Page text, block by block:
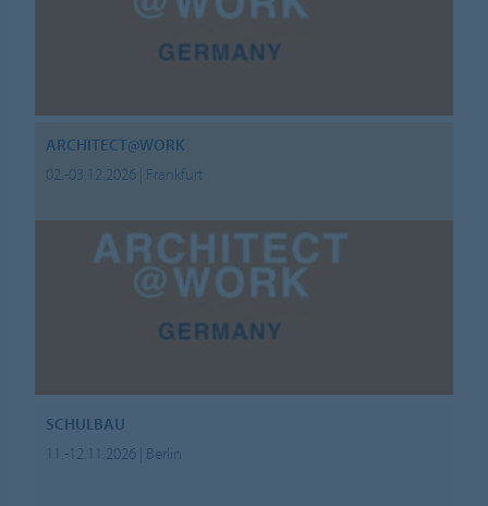
ARCHITECT@WORK
02.-03.12.2026 | Frankfurt
SCHULBAU
11.-12.11.2026 | Berlin